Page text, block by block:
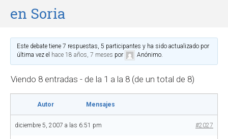
en Soria
Este debate tiene 7 respuestas, 5 participantes y ha sido actualizado por
última vez el hace 18 años, 7 meses por Anónimo.
Viendo 8 entradas - de la 1 a la 8 (de un total de 8)
Autor Mensajes
diciembre 5, 2007 a las 6:51 pm #2027